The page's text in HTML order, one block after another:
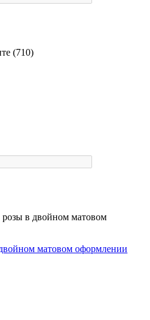
матовом оформлении